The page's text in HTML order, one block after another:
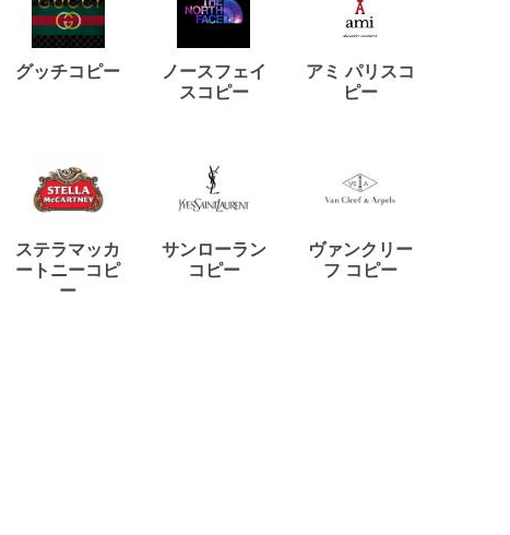
グッチコピー
ノースフェイ
スコピー
アミ パリスコ
ピー
ステラマッカ
ートニーコピ
ー
サンローラン
コピー
ヴァンクリー
フ コピー